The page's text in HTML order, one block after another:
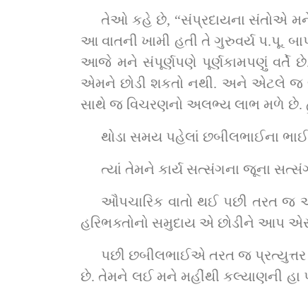
તેઓ કહે છે, “સંપ્રદાયના સંતોએ મને
આ વાતની ખામી હતી તે ગુરુવર્ય પ.પૂ. બાપજીના યોગમાં આવતાં જ
આજે મને સંપૂર્ણપણે પૂર્ણકામપણું વર્તે છે.
એમને છોડી શકતો નથી. અને એટલે જ
સાથે જ વિચરણનો અલભ્ય લાભ મળે છે.
થોડા સમય પહેલાં છબીલભાઈના
ત્યાં તેમને કાર્ય સત્સંગના જૂના
ઔપચારિક વાતો થઈ પછી તરત જ
હરિભક્તોનો સમુદાય એ છોડીને આપ
પછી છબીલભાઈએ તરત જ
છે. તેમને લઈ મને મહીંથી કલ્યાણની હા